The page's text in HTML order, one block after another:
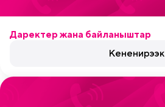
Даректер жана байланыштар
Кененирээк